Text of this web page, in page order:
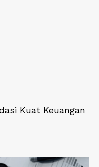
Kuat Keuangan